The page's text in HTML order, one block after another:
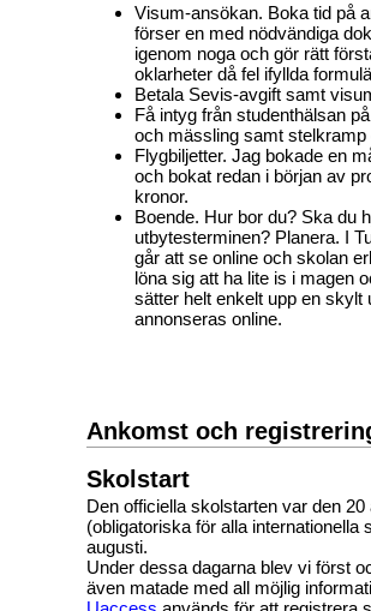
Visum-ansökan. Boka tid på
förser en med nödvändiga
igenom noga och gör rätt
oklarheter då fel ifyllda
Betala Sevis-avgift samt
Få intyg från studenthälsan
och mässling samt stelkramp
Flygbiljetter. Jag bokade en
och bokat redan i början av
kronor.
Boende. Hur bor du? Ska du
utbytesterminen? Planera. I
går att se online och skolan
löna sig att ha lite is i magen
sätter helt enkelt upp en skylt
annonseras online.
Ankomst och
Skolstart
Den officiella skolstarten var den
(obligatoriska för alla internationella
augusti.
Under dessa dagarna blev vi först
även matade med all möjlig